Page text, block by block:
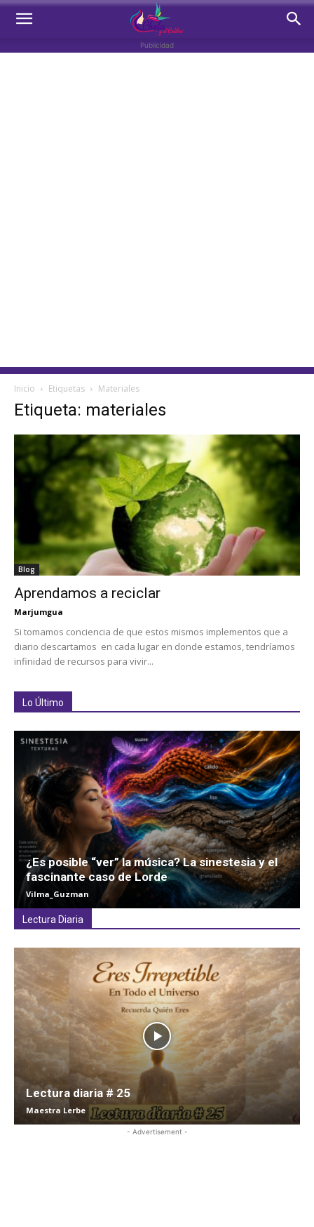
Publicidad
Inicio Etiquetas Materiales
Etiqueta: materiales
Blog
Aprendamos a reciclar
Marjumgua
Si tomamos conciencia de que estos mismos implementos que a
diario descartamos en cada lugar en donde estamos, tendríamos
infinidad de recursos para vivir...
Lo Último
¿Es posible “ver” la música? La sinestesia y el
fascinante caso de Lorde
Vilma_Guzman
Lectura Diaria
Lectura diaria # 25
Maestra Lerbe
- Advertisement -